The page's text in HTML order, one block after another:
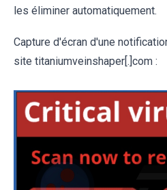
les éliminer automatiquement.
Capture d'écran d'une
site titaniumveinshaper[.]com :